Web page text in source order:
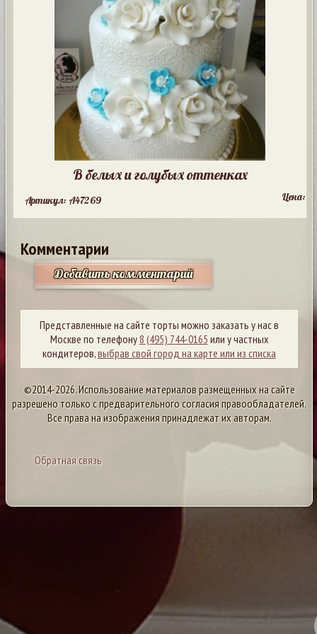
В белых и голубых оттенках
Артикул: A47269 Цена:
Комментарии
Добавить комментарий
Представленные на сайте торты можно заказать у нас в
Москве по телефону8 (495) 744-0165 или у частных
кондитеров,выбрав свой город на карте или из списка
©2014-2026. Использование материалов размещенных на сайте
разрешено только с предварительного согласия правообладателей.
Все права на изображения принадлежат их авторам.
Обратная связь